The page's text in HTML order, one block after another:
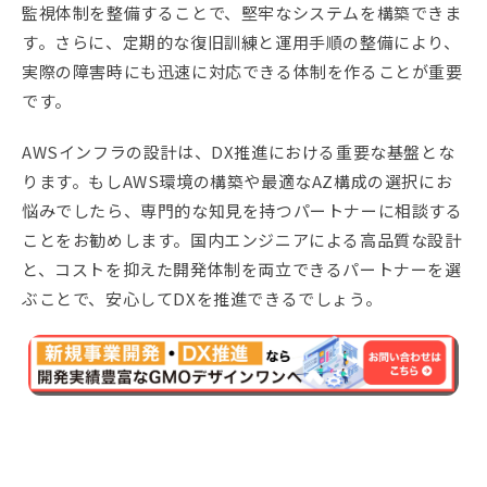
監視体制を整備することで、堅牢なシステムを構築できま
す。さらに、定期的な復旧訓練と運用手順の整備により、
実際の障害時にも迅速に対応できる体制を作ることが重要
です。
AWSインフラの設計は、DX推進における重要な基盤とな
ります。もしAWS環境の構築や最適なAZ構成の選択にお
悩みでしたら、専門的な知見を持つパートナーに相談する
ことをお勧めします。国内エンジニアによる高品質な設計
と、コストを抑えた開発体制を両立できるパートナーを選
ぶことで、安心してDXを推進できるでしょう。